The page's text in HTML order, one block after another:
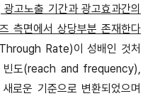
광고노출 기간과 광고효과간의
측면에서 상당부분 존재한다
Rate)이 성배인 것처
빈도(reach and frequency),
로운 기준으로 변환되었으며